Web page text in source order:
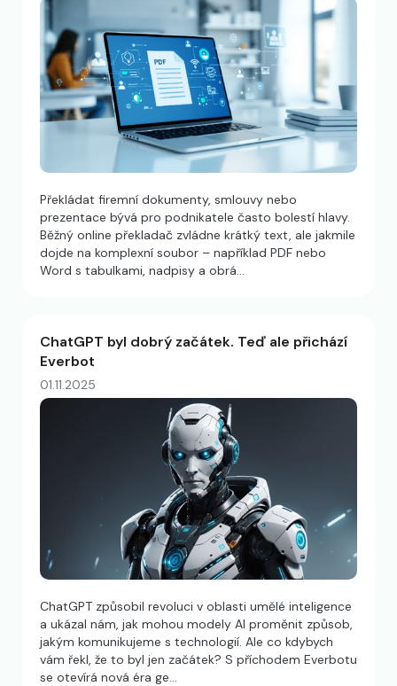
Překládat firemní dokumenty, smlouvy nebo
prezentace bývá pro podnikatele často bolestí hlavy.
Běžný online překladač zvládne krátký text, ale jakmile
dojde na komplexní soubor – například PDF nebo
Word s tabulkami, nadpisy a obrá…
ChatGPT byl dobrý začátek. Teď ale přichází
Everbot
01.11.2025
ChatGPT způsobil revoluci v oblasti umělé inteligence
a ukázal nám, jak mohou modely AI proměnit způsob,
jakým komunikujeme s technologií. Ale co kdybych
vám řekl, že to byl jen začátek? S příchodem Everbotu
se otevírá nová éra ge…